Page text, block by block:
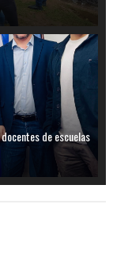
de escuelas